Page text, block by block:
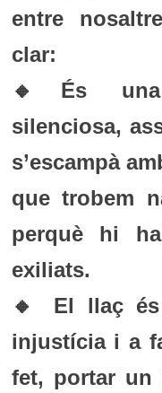
entre
clar:
🔸És una
silenciosa,
s’escampà
que trobem
perquè hi
exiliats.
🔸 El llaç
injustícia i a
fet, portar un